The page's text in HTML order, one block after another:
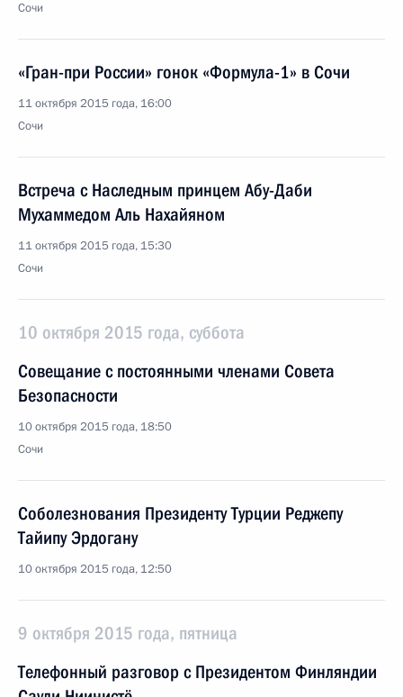
Сочи
«Гран-при России» гонок «Формула-1» в Сочи
11 октября 2015 года, 16:00
Сочи
Встреча с Наследным принцем Абу-Даби
Мухаммедом Аль Нахайяном
11 октября 2015 года, 15:30
Сочи
10 октября 2015 года, суббота
Совещание с постоянными членами Совета
Безопасности
10 октября 2015 года, 18:50
Сочи
Соболезнования Президенту Турции Реджепу
Тайипу Эрдогану
10 октября 2015 года, 12:50
9 октября 2015 года, пятница
Телефонный разговор с Президентом Финляндии